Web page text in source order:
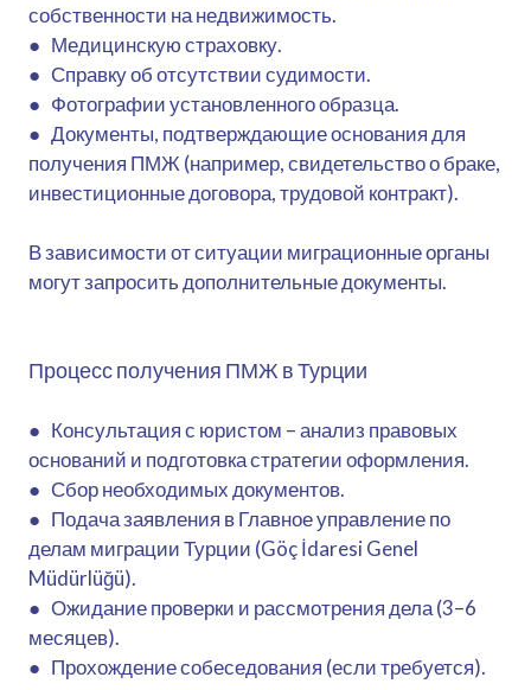
собственности на недвижимость.
● Медицинскую страховку.
● Справку об отсутствии судимости.
● Фотографии установленного образца.
● Документы, подтверждающие основания для
получения ПМЖ (например, свидетельство о браке,
инвестиционные договора, трудовой контракт).
В зависимости от ситуации миграционные органы
могут запросить дополнительные документы.
Процесс получения ПМЖ в Турции
● Консультация с юристом – анализ правовых
оснований и подготовка стратегии оформления.
● Сбор необходимых документов.
● Подача заявления в Главное управление по
делам миграции Турции (Göç İdaresi Genel
Müdürlüğü).
● Ожидание проверки и рассмотрения дела (3–6
месяцев).
● Прохождение собеседования (если требуется).